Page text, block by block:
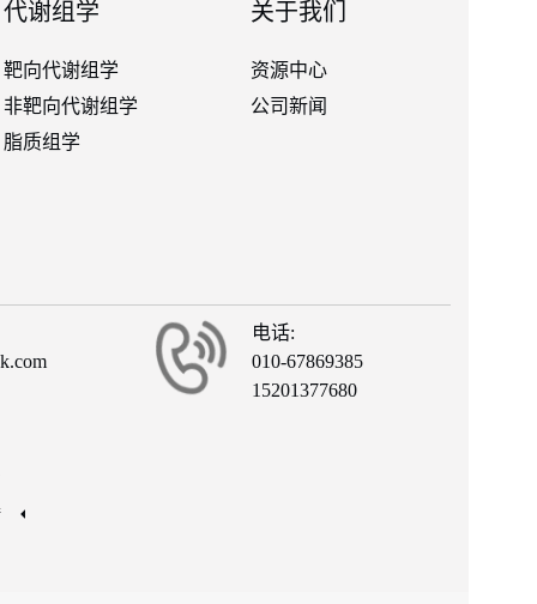
代谢组学
靶向代谢组学
非靶向代谢组学
脂质组学
关于我们
资源中心
公司新闻
电话:
010-67869385
15201377680